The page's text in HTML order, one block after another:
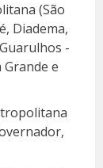
(São
Diadema,
-
e